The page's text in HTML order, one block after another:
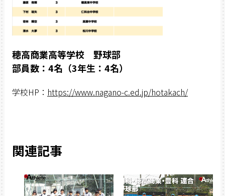
穂高商業高等学校 野球部
部員数：4名（3年生：4名）
学校HP： https://www.nagano-c.ed.jp/hotakach/
関連記事